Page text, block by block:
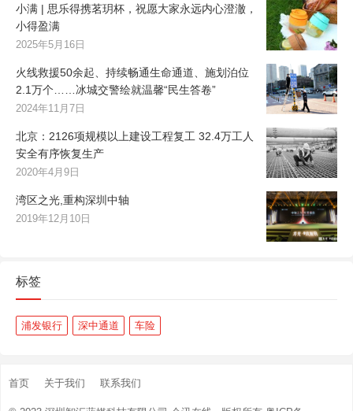
小满 | 思乐得携茗玥杯，祝愿大家永远内心澄澈，
小得盈满
2025年5月16日
火线救援50余起、持续畅通生命通道、施划泊位
2.1万个……冰城交警绘就温馨“民生答卷”
2024年11月7日
北京：2126项规模以上建设工程复工 32.4万工人
安全有序恢复生产
2020年4月9日
湾区之光,重构深圳中轴
2019年12月10日
标签
浦发银行 深中通道 车险
首页 关于我们 联系我们